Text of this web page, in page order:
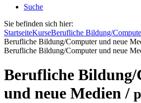
Suche
Sie befinden sich hier:
StartseiteKurseBerufliche Bildung/
Berufliche Bildung/Computer und neue
Berufliche Bildung/Computer und neue
Berufliche Bildung/
und neue Medien/